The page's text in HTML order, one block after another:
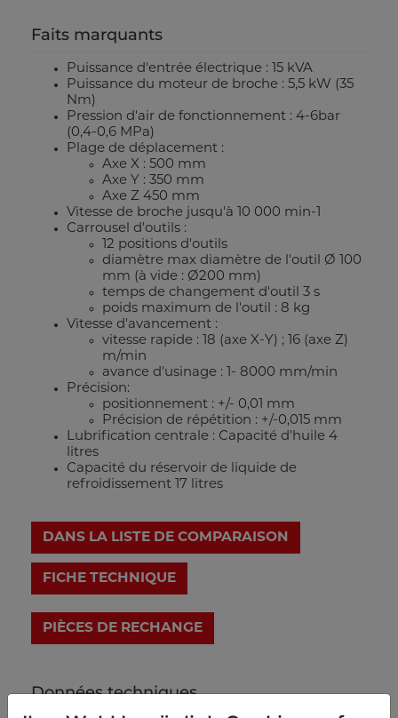
Faits marquants
Puissance d'entrée électrique : 15 kVA
Puissance du moteur de broche : 5,5 kW (35
Nm)
Pression d'air de fonctionnement : 4-6bar
(0,4-0,6 MPa)
Plage de déplacement :
Axe X : 500 mm
Axe Y : 350 mm
Axe Z 450 mm
Vitesse de broche jusqu'à 10 000 min-1
Carrousel d'outils :
12 positions d'outils
diamètre max diamètre de l'outil Ø 100
mm (à vide : Ø200 mm)
temps de changement d'outil 3 s
poids maximum de l'outil : 8 kg
Vitesse d'avancement :
vitesse rapide : 18 (axe X-Y) ; 16 (axe Z)
m/min
avance d'usinage : 1- 8000 mm/min
Précision:
positionnement : +/- 0,01 mm
Précision de répétition : +/-0,015 mm
Lubrification centrale : Capacité d'huile 4
litres
Capacité du réservoir de liquide de
refroidissement 17 litres
DANS LA LISTE DE COMPARAISON
FICHE TECHNIQUE
Données techniques